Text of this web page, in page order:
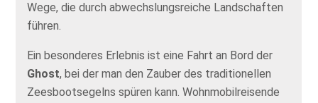
Wege, die durch abwechslungsreiche Landschaften
führen.
Ein besonderes Erlebnis ist eine Fahrt an Bord der
Ghost, bei der man den Zauber des traditionellen
Zeesbootsegelns spüren kann. Wohnmobilreisende